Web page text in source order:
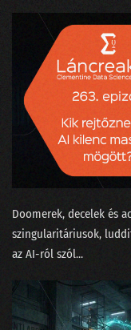
198 - A
193 -
192 -
191 - Az
189 -
Doomerek, decelek és
szingularitáriusok,
az AI-ról szól...